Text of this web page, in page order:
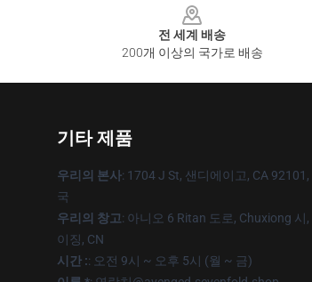
전 세계 배송
200개 이상의 국가로 배송
기타 제품
우리의 본사: 1704 J St, 샌디에이고, CA 92101,
국
우리의 창고: 아니오 6 Ritan 도로, Chuxiong 시,
이징, CN
시간 :: 오전 9시 ~ 오후 5시 (월 ~ 금)